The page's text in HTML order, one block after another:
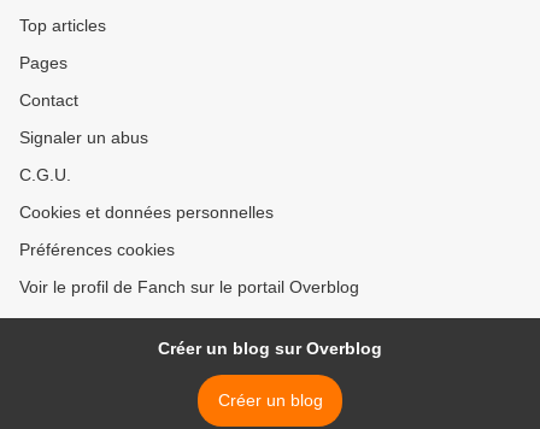
Top articles
Pages
Contact
Signaler un abus
C.G.U.
Cookies et données personnelles
Préférences cookies
Voir le profil de Fanch sur le portail Overblog
Créer un blog sur Overblog
Créer un blog